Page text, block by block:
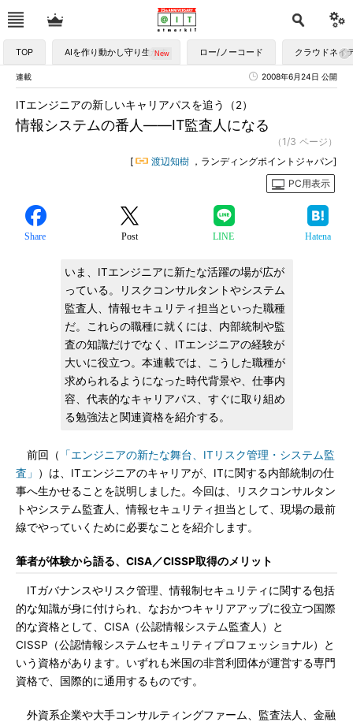
TOP AIを作り動かし守り生かす ロー/ノーコード クラウドネイ
連載 2008年6月24日 公開
情報システムの番人――IT監査人になる
ITエンジニアの新しいキャリアパスを追う（2）
（1/3 ページ）
[
渡辺知樹 ，ランディングポイントジャパン]
PC用表示
Share Post LINE Hatena
いま、ITエンジニアに新たな活躍の場が広が
っている。リスクコンサルタントやシステム
監査人、情報セキュリティ担当といった職種
だ。これらの職種に就くには、内部統制や監
査の知識だけでなく、ITエンジニアの経験が
大いに役立つ。本連載では、こうした職種が
求められるようになった時代背景や、仕事内
容、代表的なキャリアパス、すぐに取り組め
る勉強法と関連資格を紹介する。
前回（
「エンジニアの新たな舞台、ITリスク管理・システム監
査」
）は、ITエンジニアのキャリアが、ITに関する内部統制の仕
事へ生かせることを説明しました。今回は、リスクコンサルタン
トやシステム監査人、情報セキュリティ担当として、現場の最前
線でやっていくために必要なことを紹介します。
筆者が体験から語る、CISA／CISSP取得のメリット
ITガバナンスやリスク管理、情報制セキュリティに関する包括
的な知識が身に付けられ、なおかつキャリアアップに役立つ国際
的な資格として、CISA（公認情報システム監査人）と
CISSP（公認情報システムセキュリティプロフェッショナル）と
いう資格があります。いずれも米国の非営利団体が運営する専門
資格で、国際的に通用するものです。
外資系企業や大手コンサルティングファーム、監査法人、金融